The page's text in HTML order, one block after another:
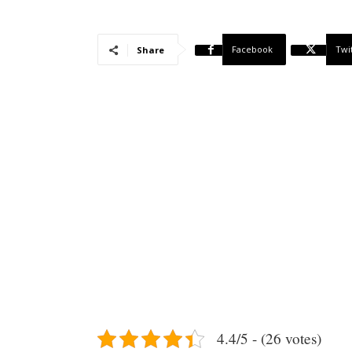
Share Facebook
4.4/5 - (26 votes)